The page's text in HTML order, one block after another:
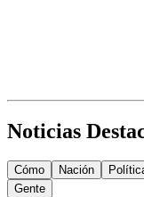
Noticias
Cómo Nación
Gente